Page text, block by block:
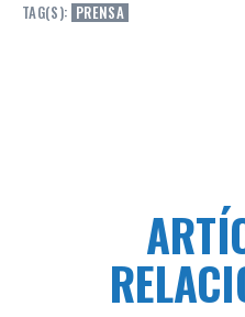
TAG(S): PRENSA